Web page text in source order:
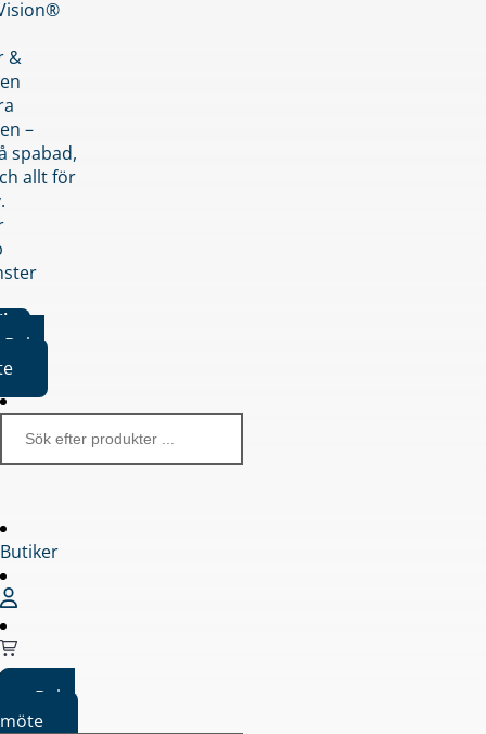
&
–
spabad,
allt för
Boka
Butiker
Boka
möte